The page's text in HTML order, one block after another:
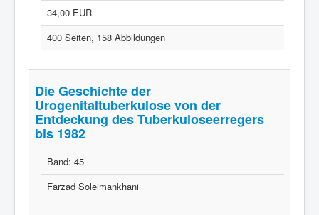
34,00 EUR
400 Seiten, 158 Abbildungen
Die Geschichte der
Urogenitaltuberkulose von der
Entdeckung des Tuberkuloseerregers
bis 1982
Band: 45
Farzad Soleimankhani